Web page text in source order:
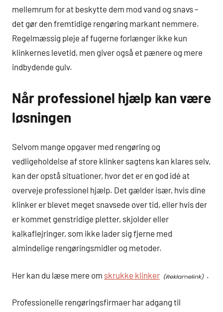
mellemrum for at beskytte dem mod vand og snavs –
det gør den fremtidige rengøring markant nemmere.
Regelmæssig pleje af fugerne forlænger ikke kun
klinkernes levetid, men giver også et pænere og mere
indbydende gulv.
Når professionel hjælp kan være
løsningen
Selvom mange opgaver med rengøring og
vedligeholdelse af store klinker sagtens kan klares selv,
kan der opstå situationer, hvor det er en god idé at
overveje professionel hjælp. Det gælder især, hvis dine
klinker er blevet meget snavsede over tid, eller hvis der
er kommet genstridige pletter, skjolder eller
kalkaflejringer, som ikke lader sig fjerne med
almindelige rengøringsmidler og metoder.
Her kan du læse mere om skrukke klinker .
Professionelle rengøringsfirmaer har adgang til